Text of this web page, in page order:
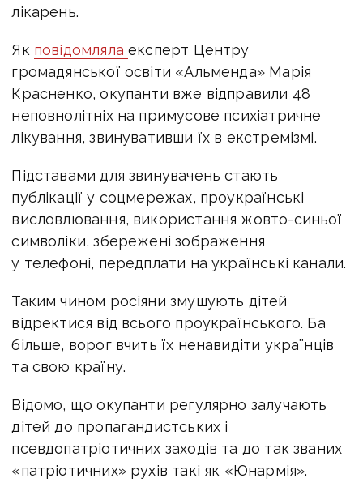
лікарень.
Як повідомлялаексперт Центру
громадянської освіти «Альменда» Марія
Красненко, окупанти вже відправили 48
неповнолітніх на примусове психіатричне
лікування, звинувативши їх в екстремізмі.
Підставами для звинувачень стають
публікації у соцмережах, проукраїнські
висловлювання, використання жовто-синьої
символіки, збережені зображення
у телефоні, передплати на українські канали.
Таким чином росіяни змушують дітей
відректися від всього проукраїнського. Ба
більше, ворог вчить їх ненавидіти українців
та свою країну.
Відомо, що окупанти регулярно залучають
дітей до пропагандистських і
псевдопатріотичних заходів та до так званих
«патріотичних» рухів такі як «Юнармія».